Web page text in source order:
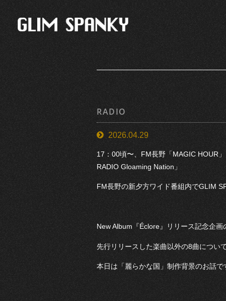
RADIO
2026.04.29
17：00頃〜、FM長野「MAGIC HOUR
RADIO Gloaming Nation」
FM長野の新夕方ワイド番組内でGLIM
New Album『Éclore』リリース記念企画
先行リリースした楽曲以外の8曲につい
本日は「麗らかな国」制作背景のお話で